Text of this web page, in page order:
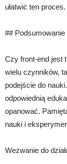
ułatwić ten proces.
## Podsumowanie
Czy front-end jest
wielu czynników,
podejście do
odpowiednią
opanować.
nauki i
Wezwanie do